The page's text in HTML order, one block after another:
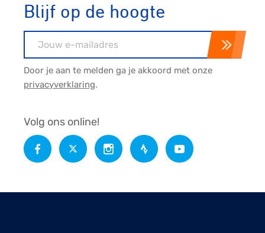
Blijf op de hoogte
Door je aan te melden ga je akkoord met onze
privacyverklaring.
Volg ons online!